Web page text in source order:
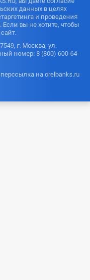
данных в целях
и проведения
вы не хотите, чтобы
г. Москва, ул.
номер: 8 (800) 600-64-
на orelbanks.ru